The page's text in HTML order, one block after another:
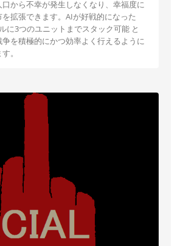
から不幸が発生しなくなり、幸福度に
拡張できます。AIが好戦的になった
に3つのユニットまでスタック可能 と
を積極的にかつ効率よく行えるように
。